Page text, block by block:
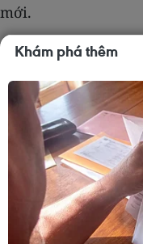
mới.
Đúng 8 giờ, các bộ
của nhân dân. Là
cửa” phường Cầu
phố Bạch Mai, với
chứng thực sao y
Với thủ tục hành
phút sau, ông Lợi
Tư pháp phường
Khám phá thêm